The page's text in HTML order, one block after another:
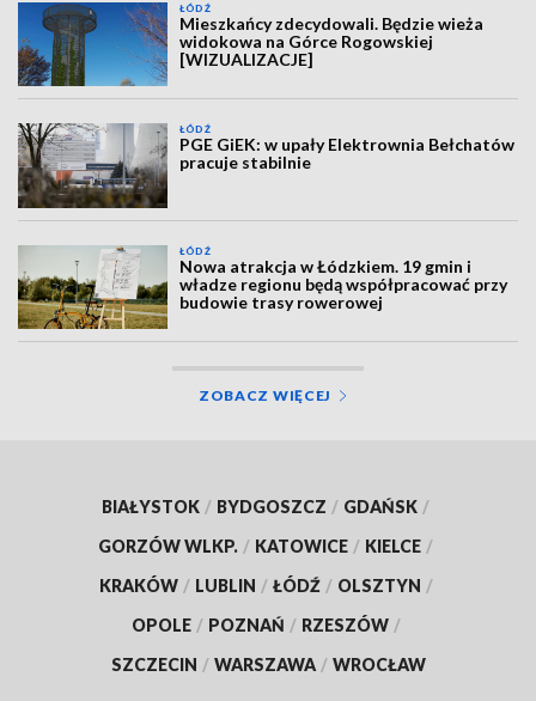
ŁÓDŹ
Mieszkańcy zdecydowali. Będzie wieża
widokowa na Górce Rogowskiej
[WIZUALIZACJE]
ŁÓDŹ
PGE GiEK: w upały Elektrownia Bełchatów
pracuje stabilnie
ŁÓDŹ
Nowa atrakcja w Łódzkiem. 19 gmin i
władze regionu będą współpracować przy
budowie trasy rowerowej
ZOBACZ WIĘCEJ
BIAŁYSTOK / BYDGOSZCZ / GDAŃSK /
GORZÓW WLKP. / KATOWICE / KIELCE /
KRAKÓW / LUBLIN / ŁÓDŹ / OLSZTYN /
OPOLE / POZNAŃ / RZESZÓW /
SZCZECIN / WARSZAWA / WROCŁAW